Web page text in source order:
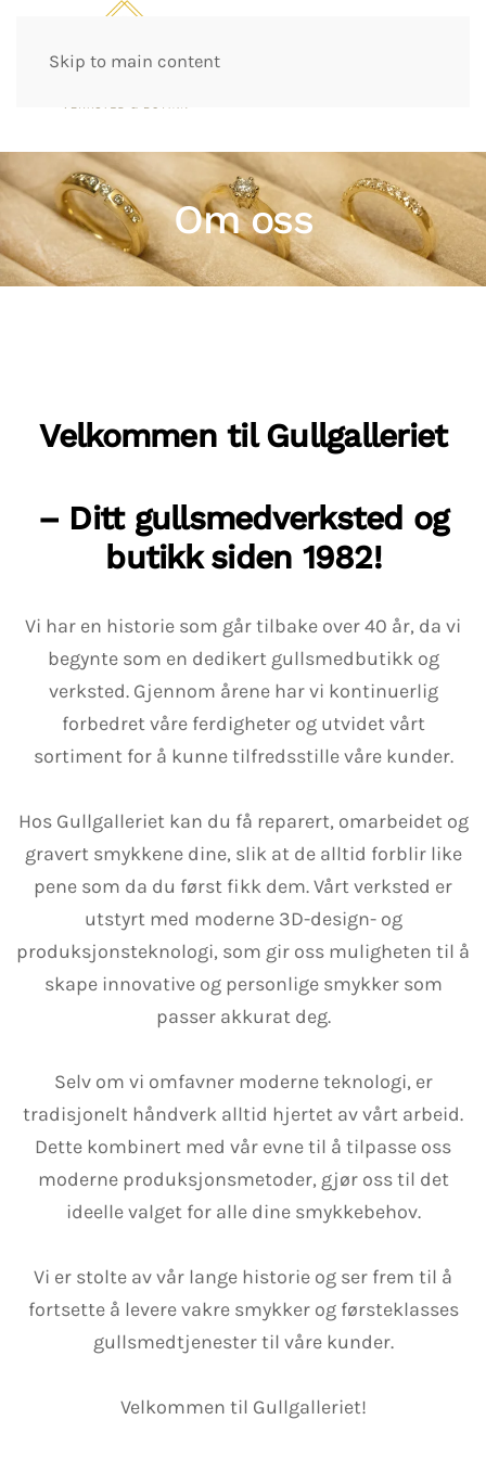
Skip to main content
Om oss
Velkommen til Gullgalleriet
– Ditt gullsmedverksted og
butikk siden 1982!
Vi har en historie som går tilbake over 40 år, da vi
begynte som en dedikert gullsmedbutikk og
verksted. Gjennom årene har vi kontinuerlig
forbedret våre ferdigheter og utvidet vårt
sortiment for å kunne tilfredsstille våre kunder.
Hos Gullgalleriet kan du få reparert, omarbeidet og
gravert smykkene dine, slik at de alltid forblir like
pene som da du først fikk dem. Vårt verksted er
utstyrt med moderne 3D-design- og
produksjonsteknologi, som gir oss muligheten til å
skape innovative og personlige smykker som
passer akkurat deg.
Selv om vi omfavner moderne teknologi, er
tradisjonelt håndverk alltid hjertet av vårt arbeid.
Dette kombinert med vår evne til å tilpasse oss
moderne produksjonsmetoder, gjør oss til det
ideelle valget for alle dine smykkebehov.
Vi er stolte av vår lange historie og ser frem til å
fortsette å levere vakre smykker og førsteklasses
gullsmedtjenester til våre kunder.
Velkommen til Gullgalleriet!